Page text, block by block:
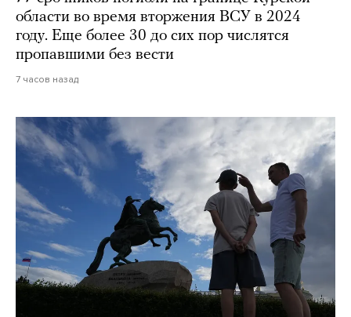
области во время вторжения ВСУ в 2024
году. Еще более 30 до сих пор числятся
пропавшими без вести
7 часов назад